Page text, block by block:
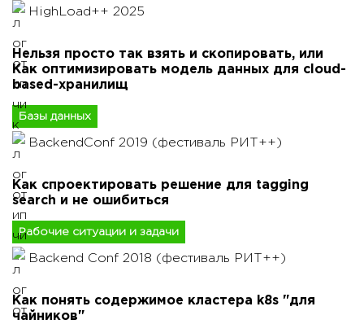
HighLoad++ 2025
Нельзя просто так взять и скопировать, или
Как оптимизировать модель данных для cloud-
based-хранилищ
Базы данных
BackendConf 2019 (фестиваль РИТ++)
Как спроектировать решение для tagging
search и не ошибиться
Рабочие ситуации и задачи
Backend Conf 2018 (фестиваль РИТ++)
Как понять содержимое кластера k8s "для
чайников"